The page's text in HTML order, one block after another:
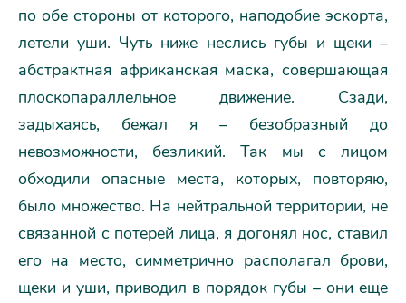
по обе стороны от которого, наподобие эскорта,
летели уши. Чуть ниже неслись губы и щеки –
абстрактная африканская маска, совершающая
плоскопараллельное движение. Сзади,
задыхаясь, бежал я – безобразный до
невозможности, безликий. Так мы с лицом
обходили опасные места, которых, повторяю,
было множество. На нейтральной территории, не
связанной с потерей лица, я догонял нос, ставил
его на место, симметрично располагал брови,
щеки и уши, приводил в порядок губы – они еще